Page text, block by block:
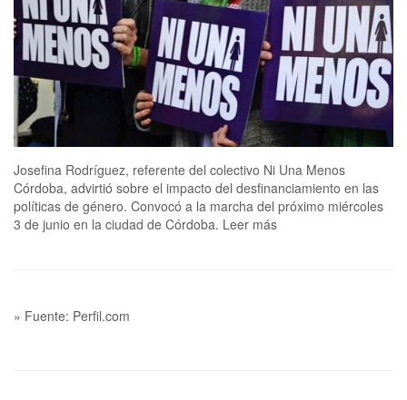
Josefina Rodríguez, referente del colectivo Ni Una Menos
Córdoba, advirtió sobre el impacto del desfinanciamiento en las
políticas de género. Convocó a la marcha del próximo miércoles
3 de junio en la ciudad de Córdoba. Leer más
» Fuente: Perfil.com